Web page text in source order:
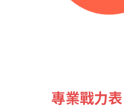
專業戰力表